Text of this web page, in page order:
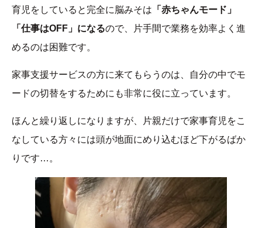
育児をしていると完全に脳みそは 「赤ちゃんモード」
「仕事はOFF」になるので、片手間で業務を効率よく進
めるのは困難です。
家事支援サービスの方に来てもらうのは、自分の中でモ
ードの切替をするためにも非常に役に立っています。
ほんと繰り返しになりますが、片親だけで家事育児をこ
なしている方々には頭が地面にめり込むほど下がるばか
りです…。